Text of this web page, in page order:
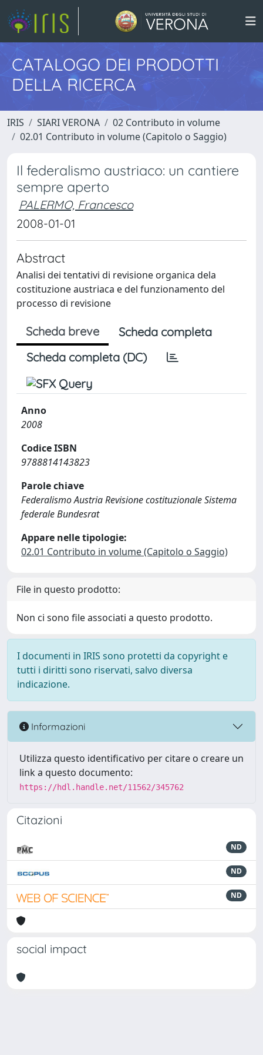
CATALOGO DEI PRODOTTI
DELLA RICERCA
IRIS SIARI VERONA
02 Contributo in volume
02.01 Contributo in volume (Capitolo o Saggio)
Il federalismo austriaco: un cantiere
sempre aperto
PALERMO, Francesco
2008-01-01
Abstract
Analisi dei tentativi di revisione organica dela
costituzione austriaca e del funzionamento del
processo di revisione
Scheda breve
Scheda completa
Scheda completa (DC)
Anno
2008
Codice ISBN
9788814143823
Parole chiave
Federalismo Austria Revisione costituzionale Sistema
federale Bundesrat
Appare nelle tipologie:
02.01 Contributo in volume (Capitolo o Saggio)
File in questo prodotto:
Non ci sono file associati a questo prodotto.
I documenti in IRIS sono protetti da copyright e
tutti i diritti sono riservati, salvo diversa
indicazione.
Informazioni
Utilizza questo identificativo per citare o creare un
link a questo documento:
https://hdl.handle.net/11562/345762
Citazioni
ND
ND
ND
social impact